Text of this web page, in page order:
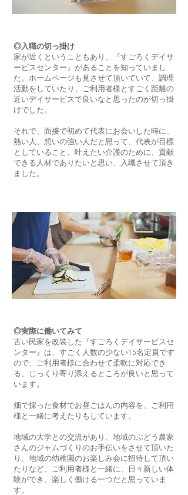
◎入職の切っ掛け
家が近くということもあり、『すごろくデイサ
ービスセンター』があることを知っていまし
た。ホームページも見させて頂いていて、調理
活動をしていたり、ご利用者様とすごく距離の
近いデイサービスで良いなと思ったのが切っ掛
けでした。
それで、面接で初めて代表にお会いした時に、
熱い人、想いの強い人だと思って、代表が目標
としていること、叶えたい介護のために、貢献
できる人材でありたいと思い、入職させて頂き
ました。
◎実際に働いてみて
古い民家を改装した『すごろくデイサービスセ
ンター』は、すごく人数の少ない15名定員です
ので、ご利用者様に合わせて柔軟に対応でき
る、じっくり寄り添えるところが良いと思って
います。
畑で採った食材でお昼ごはんの内容を、ご利用
様と一緒に考えたりもしています。
地域の大学との交流があり、地域のぶどう農家
さんのジャムづくりのお手伝いをさせて頂いた
り、地域の幼稚園のお楽しみ会に招待して頂い
たりなど、ご利用者様と一緒に、日々新しい体
験ができ、楽しく働ける一つだと思っていま
す。